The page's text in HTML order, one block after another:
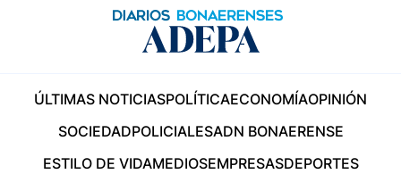
ÚLTIMAS NOTICIASPOLÍTICAECONOMÍAOPINIÓN
SOCIEDADPOLICIALESADN BONAERENSE
ESTILO DE VIDAMEDIOSEMPRESASDEPORTES